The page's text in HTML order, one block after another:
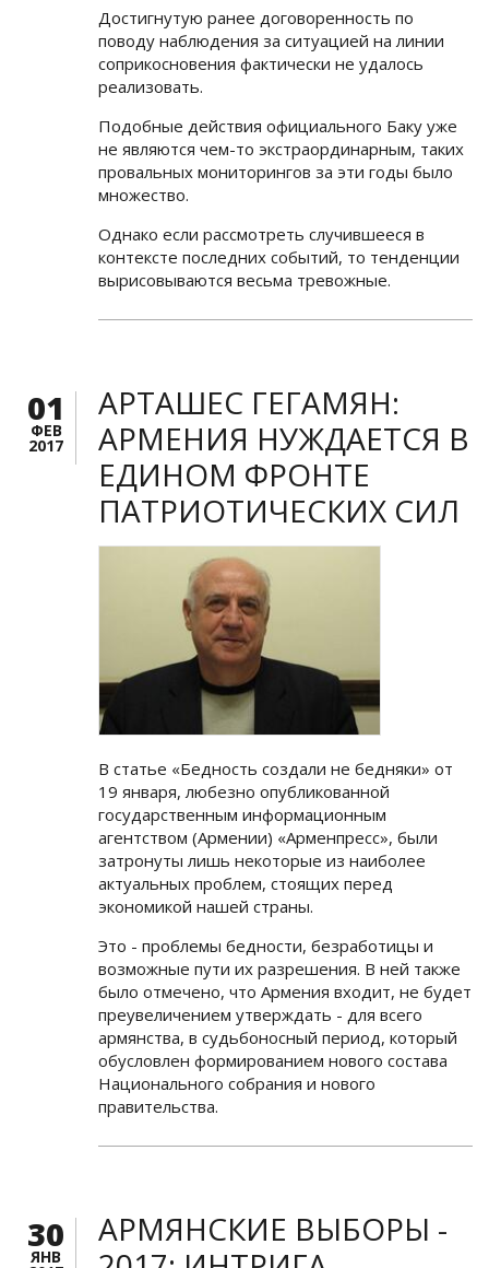
Достигнутую ранее договоренность по
поводу наблюдения за ситуацией на линии
соприкосновения фактически не удалось
реализовать.
Подобные действия официального Баку уже
не являются чем-то экстраординарным, таких
провальных мониторингов за эти годы было
множество.
Однако если рассмотреть случившееся в
контексте последних событий, то тенденции
вырисовываются весьма тревожные.
01
ФЕВ
2017
АРТАШЕС ГЕГАМЯН:
АРМЕНИЯ НУЖДАЕТСЯ В
ЕДИНОМ ФРОНТЕ
ПАТРИОТИЧЕСКИХ СИЛ
В статье «Бедность создали не бедняки» от
19 января, любезно опубликованной
государственным информационным
агентством (Армении) «Арменпресс», были
затронуты лишь некоторые из наиболее
актуальных проблем, стоящих перед
экономикой нашей страны.
Это - проблемы бедности, безработицы и
возможные пути их разрешения. В ней также
было отмечено, что Армения входит, не будет
преувеличением утверждать - для всего
армянства, в судьбоносный период, который
обусловлен формированием нового состава
Национального собрания и нового
правительства.
30
ЯНВ
АРМЯНСКИЕ ВЫБОРЫ -